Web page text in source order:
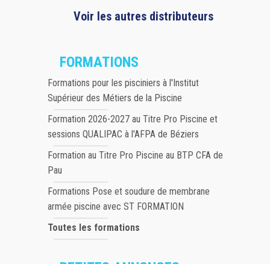
Voir les autres distributeurs
FORMATIONS
Formations pour les pisciniers à l'Institut
Supérieur des Métiers de la Piscine
Formation 2026-2027 au Titre Pro Piscine et
sessions QUALIPAC à l'AFPA de Béziers
Formation au Titre Pro Piscine au BTP CFA de
Pau
Formations Pose et soudure de membrane
armée piscine avec ST FORMATION
Toutes les formations